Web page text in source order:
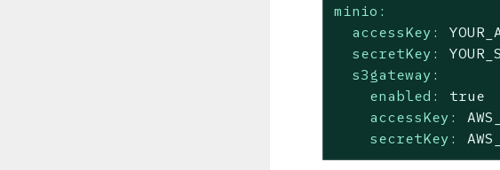
minio:
accessKey:
secretKey:
s3gateway:
enabled:
true
accessKey:
secretKey: